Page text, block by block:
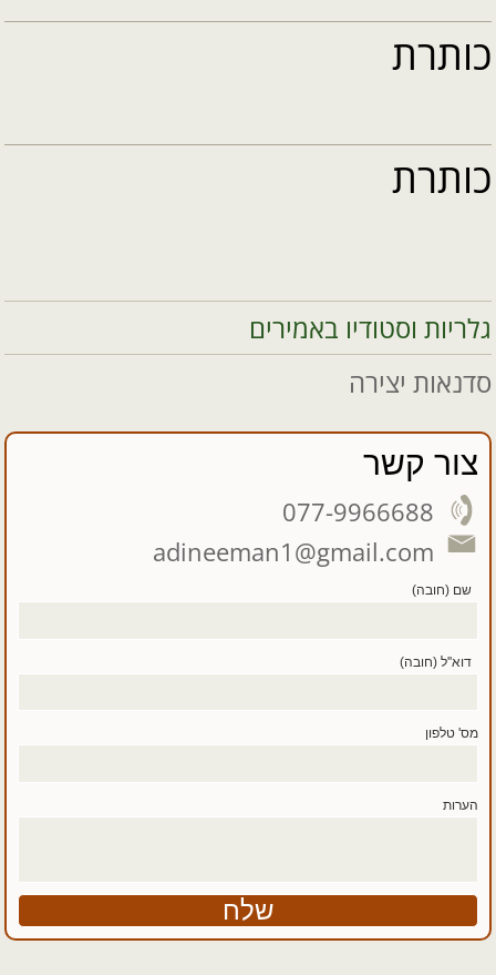
כותרת
כותרת
גלריות וסטודיו באמירים
סדנאות יצירה
צור קשר
077-9966688
adineeman1@gmail.com
שם (חובה)
דוא''ל (חובה)
מס' טלפון
הערות